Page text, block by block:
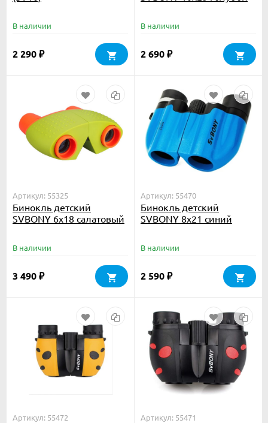
В наличии
2 290 ₽
В наличии
2 690 ₽
Артикул: 55325
Бинокль детский
SVBONY 6x18 салатовый
В наличии
3 490 ₽
Артикул: 55470
Бинокль детский
SVBONY 8x21 синий
В наличии
2 590 ₽
Артикул: 55472 Артикул: 55471